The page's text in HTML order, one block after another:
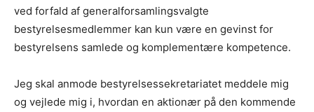
ved forfald af generalforsamlingsvalgte
bestyrelsesmedlemmer kan kun være en gevinst for
bestyrelsens samlede og komplementære kompetence.
Jeg skal anmode bestyrelsessekretariatet meddele mig
og vejlede mig i, hvordan en aktionær på den kommende